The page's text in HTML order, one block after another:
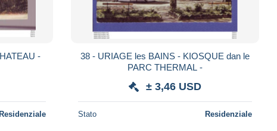
-
Residenziale
38 - URIAGE les BAINS - KIOSQUE dan le
PARC THERMAL -
± 3,46 USD
Stato Residenziale